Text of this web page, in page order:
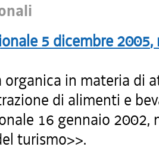
5 dicembre 2005,
organica in materia di
di alimenti e
16 gennaio 2002,
turismo>>.